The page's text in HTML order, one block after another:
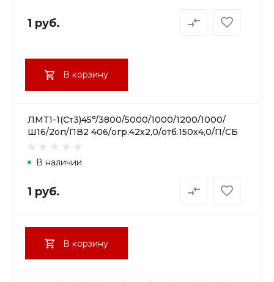
1 руб.
В корзину
ЛМТ1-1(Ст3)45°/3800/5000/1000/1200/1000/
Ш16/2оп/ПВ2 406/огр.42х2,0/отб.150х4,0/П/СБ
В наличии
1 руб.
В корзину